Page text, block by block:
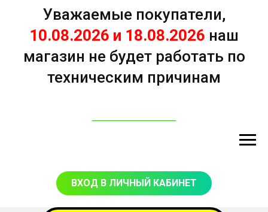
Уважаемые покупатели,
10.08.2026 и 18.08.2026 наш
магазин не будет работать по
техническим причинам
ВХОД В ЛИЧНЫЙ КАБИНЕТ